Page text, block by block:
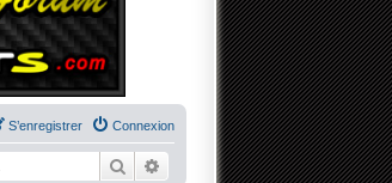
Connexion
S’enregistrer
RechercherRecherche avancée